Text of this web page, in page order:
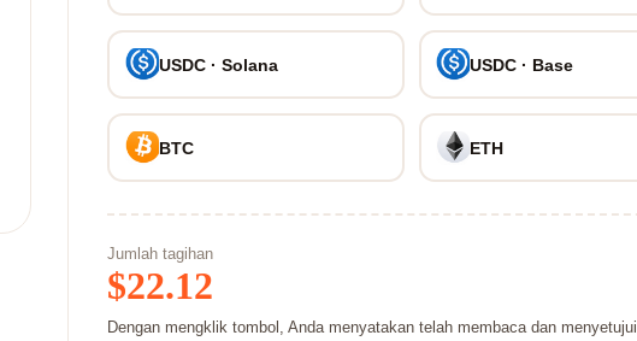
USDC · Solana USDC · Base
BTC ETH
Jumlah tagihan
$22.12
Dengan mengklik tombol, Anda menyatakan telah membaca dan menyetujui